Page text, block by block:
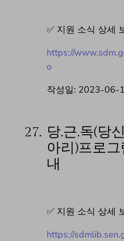
✅ 지원 소식 상세
https://
o
작성일: 2023-06-
27. 당.근.독(당
아리)프로
내
✅ 지원 소식 상세
https://